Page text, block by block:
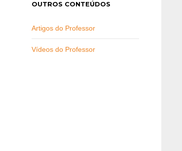
OUTROS CONTEÚDOS
Artigos do Professor
Vídeos do Professor